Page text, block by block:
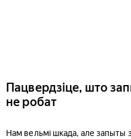
Пацвердзіце, што
не робат
Нам вельмі шкада, але